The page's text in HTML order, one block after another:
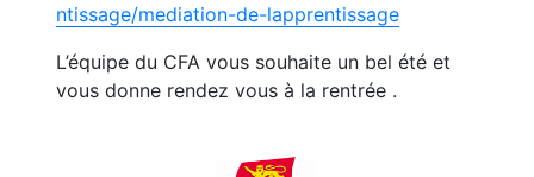
ntissage/mediation-de-lapprentissage
L’équipe du CFA vous souhaite un bel été et
vous donne rendez vous à la rentrée .